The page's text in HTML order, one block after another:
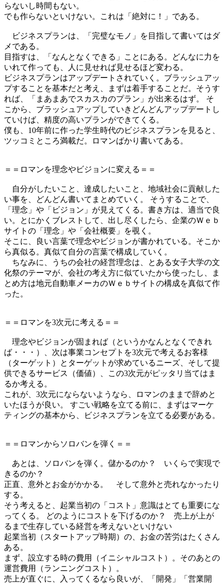
らないし時間もない。
でも作らないといけない。これは「絶対に！」である。
ビジネスプランは、「完璧なモノ」を目指して書いてはダ
メである。
目指すは、「なんとなくできる」ことにある。どんなに力を
いれて作っても、人に見せれば見せるほど変わる。
ビジネスプランはアップデートされていく。ブラッシュアッ
プすることを基本だと考え、まずは着手することだ。そうす
れば、「まあまあでスカスカのプラン」が出来るはず。 そ
こから、ブラッシュアップしていきどんどんアップデートし
ていけば、精度の高いプランができてくる。
僕も、10年前に作った学生時代のビジネスプランを見ると、
ツッコミところ満載だ。ロマンばかり書いてある。
＝＝ロマンを理念やビジョンに変える＝＝
自分がしたいこと、達成したいこと、地域社会に貢献した
い事を、どんどん書いてまとめていく。 そうすることで、
「理念」や「ビジョン」が見えてくる。書き方は、適当で良
い。とにかくブレストして、出し尽くしたら、企業のＷｅｂ
サイトの「理念」や「会社概要」を覗く。
そこに、良い言葉で理念やビジョンが書かれている。そこか
ら真似る。真似て自分の言葉で構成していく。
ちなみに、うちの会社の経営理念は、とある女子大学の文
化祭のテーマが、会社の考え方に似ていたから使ったし、ま
とめ方は地元自動車メーカのＷｅｂサイトの構成を真似て作
った。
＝＝ロマンを3次元に考える＝＝
理念やビジョンが固まれば（というかなんとなくできれ
ば・・・）、次は事業コンセプトを3次元で考えるお客様
（ターゲット）とターゲットが求めているニーズ、そして提
供できるサービス（価値）、この3次元がピッタリ当てはま
るか考える。
これが、3次元にならないようなら、ロマンのままで辞めと
いたほうが良い。 すごい戦略を立てる前に、まずはマーケ
ティングの基本から、ビジネスプランを立てる必要がある。
＝＝ロマンからソロバンを弾く＝＝
あとは、ソロバンを弾く。儲かるのか？ いくらで実現で
きるのか？
正直、意外とお金がかかる。 そして意外と売れなかったり
する。
そう考えると、起業当初の「コスト」意識はとても重要にな
ってくる。 どのようにコストを下げるのか？ 売上が上が
るまで生存している経営を考えないといけない
起業当初（スタートアップ時期）の、お金の苦労はたくさん
ある。
まず、設立する時の費用（イニシャルコスト）。そのあとの
運営費用（ランニングコスト）。
売上が直ぐに、入ってくるなら良いが、「開発」「営業開